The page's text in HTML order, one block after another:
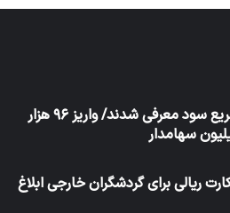
۱۰ ناشر برتر در پرداخت سریع سود معرفی شدند/ واریز ۹۶ هزار
ریالی برای گردشگران خارجی ابلاغ